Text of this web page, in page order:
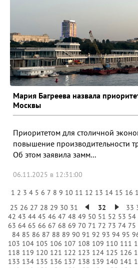
Мария Багреева назвала
Москвы
Приоритетом для столичной
повышение производительности
Об этом заявила замм...
06.11.2025 в 12:31:00
1 2 3 4 5 6 7 8 9 10 11 12 13 14 15 16
25 26 27 28 29 30 31 32 33
42 43 44 45 46 47 48 49 50 51 52 53 54
63 64 65 66 67 68 69 70 71 72 73 74 75
84 85 86 87 88 89 90 91 92 93 94 95
103 104 105 106 107 108 109 110 111
118 119 120 121 122 123 124 125 126
133 134 135 136 137 138 139 140 141